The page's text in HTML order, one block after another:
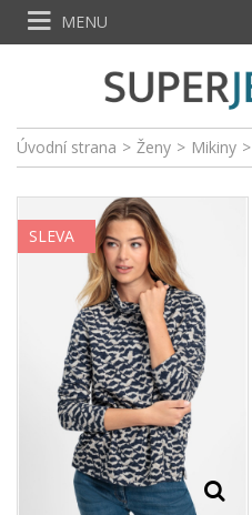
Úvodní strana > Ženy > Mikiny >
SLEVA
MENU